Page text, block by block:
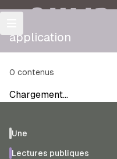
OULIPO
application
0 contenus
Chargement…
Une
Lectures publiques